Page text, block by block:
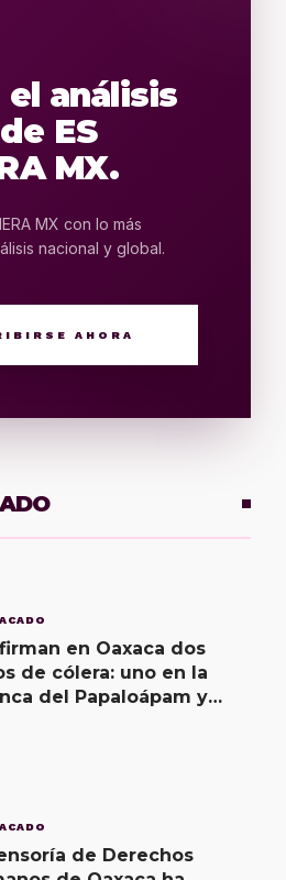
el análisis
ES
MX.
MX con lo más
nacional y global.
AHORA
en Oaxaca dos
de cólera: uno en la
del Papaloápam y
de Derechos